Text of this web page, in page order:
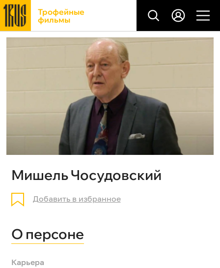
Трофейные
фильмы
Мишель Чосудовский
Добавить в избранное
О персоне
Карьера